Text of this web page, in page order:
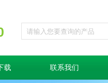
载 联系我们